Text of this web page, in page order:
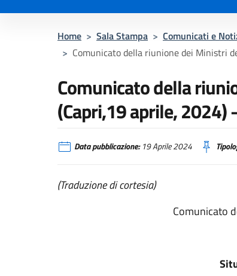
Home > Sala Stampa > Comunicati e
> Comunicato della riunione dei Ministri
Comunicato della
(Capri,19 aprile,
Data pubblicazione:19 Aprile 2024
(Traduzione di cortesia)
Comunicato